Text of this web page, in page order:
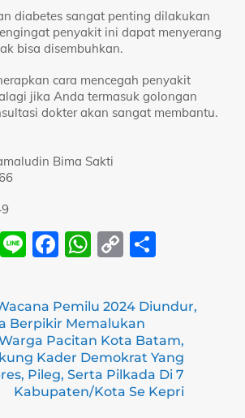
diabetes sangat penting dilakukan
penyakit ini dapat menyerang
bisa disembuhkan.
cara mencegah penyakit
jika Anda termasuk golongan
dokter akan sangat membantu.
Bima Sakti
T
Li
e
F
c
e
b
o
o
W
at
s
A
p
p
C
p
y
Li
n
k
ar
Pemilu 2024 Diundur,
Berpikir Memalukan
Pacitan Kota Batam,
Kader Demokrat Yang
Pileg, Serta Pilkada Di 7
Kabupaten/Kota Se Kepri